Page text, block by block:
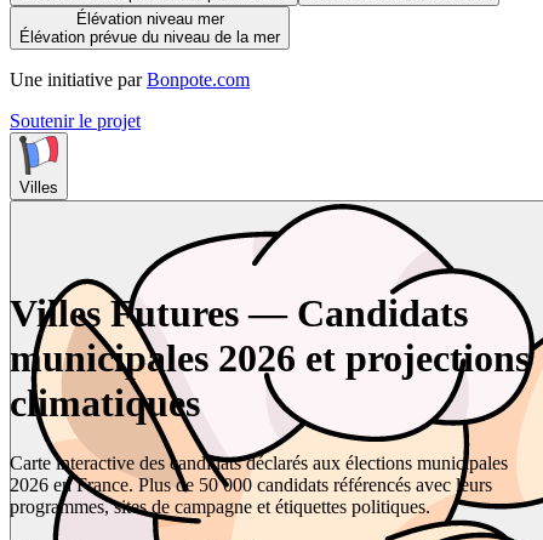
Élévation niveau mer
Élévation prévue du niveau de la mer
Une initiative par Bonpote.com
Soutenir le projet
Villes
Villes Futures — Candidats
municipales 2026 et projections
climatiques
Carte interactive des candidats déclarés aux élections municipales
2026 en France. Plus de 50 000 candidats référencés avec leurs
programmes, sites de campagne et étiquettes politiques.